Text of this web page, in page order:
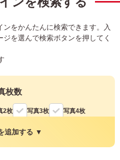
をかんたんに検索できます。入
を選んで検索ボタンを押してく
枚数
2枚 写真3枚 写真4枚
追加する ▼